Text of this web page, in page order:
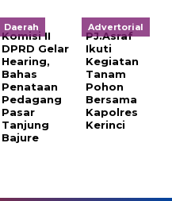
Daerah
Komisi II
DPRD Gelar
Hearing,
Bahas
Penataan
Pedagang
Pasar
Tanjung
Bajure
Advertorial
PJ.Asraf
Ikuti
Kegiatan
Tanam
Pohon
Bersama
Kapolres
Kerinci